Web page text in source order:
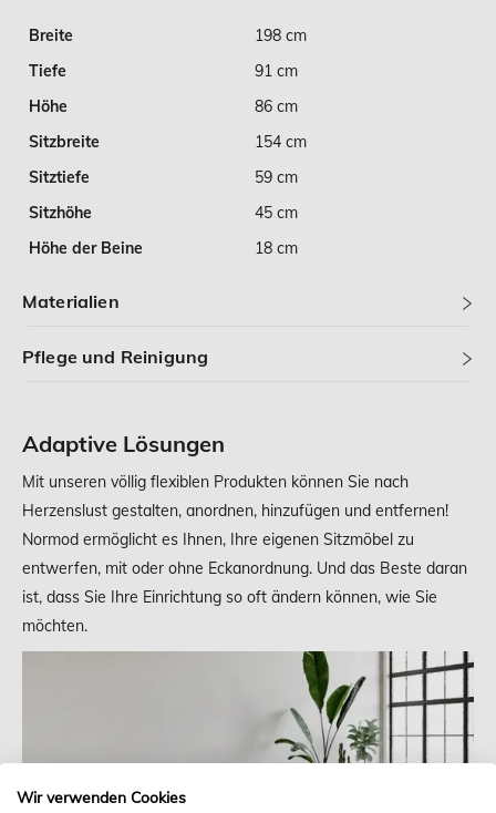
Breite
198 cm
Tiefe
91 cm
Höhe
86 cm
Sitzbreite
154 cm
Sitztiefe
59 cm
Sitzhöhe
45 cm
Höhe der Beine
18 cm
Materialien
Pflege und Reinigung
Adaptive Lösungen
Mit unseren völlig flexiblen Produkten können Sie nach
Herzenslust gestalten, anordnen, hinzufügen und entfernen!
Normod ermöglicht es Ihnen, Ihre eigenen Sitzmöbel zu
entwerfen, mit oder ohne Eckanordnung. Und das Beste daran
ist, dass Sie Ihre Einrichtung so oft ändern können, wie Sie
möchten.
Wir verwenden Cookies